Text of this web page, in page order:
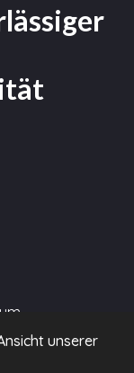
unserer